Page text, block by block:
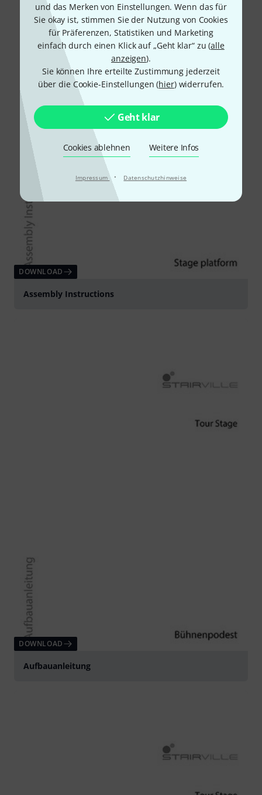
und das Merken von Einstellungen. Wenn das für
Sie okay ist, stimmen Sie der Nutzung von Cookies
für Präferenzen, Statistiken und Marketing
einfach durch einen Klick auf „Geht klar“ zu (alle
anzeigen).
Sie können Ihre erteilte Zustimmung jederzeit
über die Cookie-Einstellungen (hier) widerrufen.
Geht klar
Cookies ablehnen Weitere Infos
Impressum · Datenschutzhinweise
DOWNLOAD
Assembly Instructions
DOWNLOAD
Aufbauanleitung